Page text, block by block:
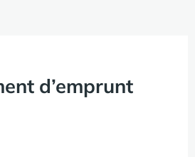
d’emprunt